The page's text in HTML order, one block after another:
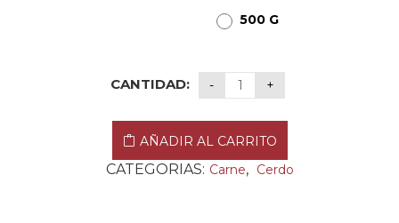
500 G
CANTIDAD:
AÑADIR AL CARRITO
CATEGORIAS: Carne, Cerdo